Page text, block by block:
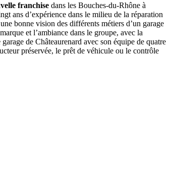
franchise dans les Bouches-du-Rhône à
ans d’expérience dans le milieu de la réparation
bonne vision des différents métiers d’un garage
et l’ambiance dans le groupe, avec la
de Châteaurenard avec son équipe de quatre
préservée, le prêt de véhicule ou le contrôle